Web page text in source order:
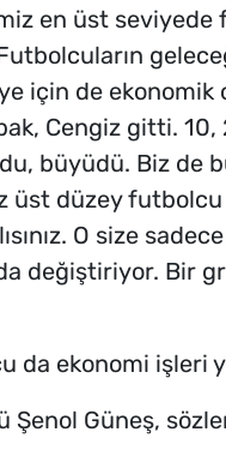
en üst
için de ekonomik
Cengiz gitti.
büyüdü. Biz de
üst düzey
O size
da değiştiriyor. Bir
da ekonomi işleri
Şenol Güneş,